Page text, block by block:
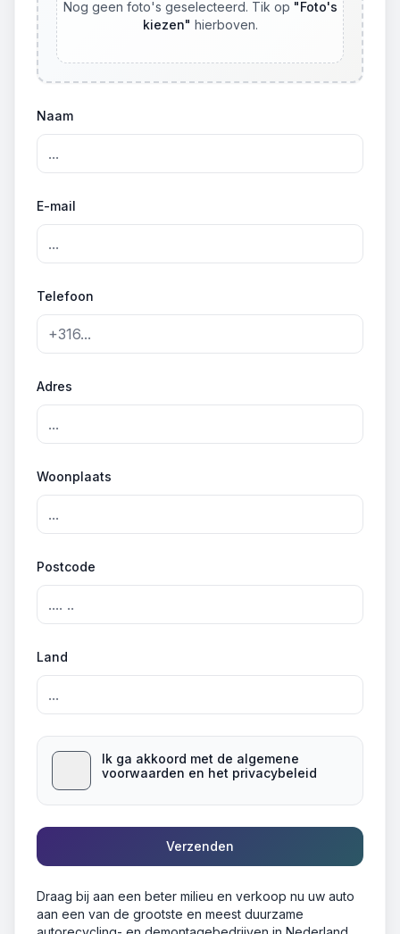
Nog geen foto's geselecteerd. Tik op "Foto's
kiezen" hierboven.
Naam
E-mail
Telefoon
Adres
Woonplaats
Postcode
Land
Ik ga akkoord met de algemene
voorwaarden en het privacybeleid
Verzenden
Draag bij aan een beter milieu en verkoop nu uw auto
aan een van de grootste en meest duurzame